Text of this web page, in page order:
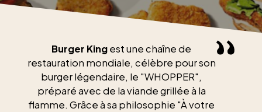
Burger Kingest une chaîne de
restauration mondiale, célèbre pour son
burger légendaire, le "WHOPPER",
préparé avec de la viande grillée à la
flamme. Grâce à sa philosophie "À votre